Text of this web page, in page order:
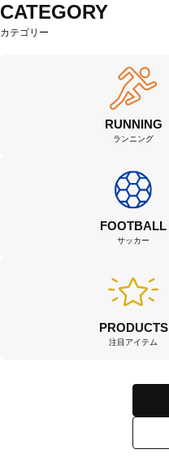
CATEGORY
カテゴリー
RUNNING
ランニング
FOOTBALL
サッカー
PRODUCTS
注目アイテム